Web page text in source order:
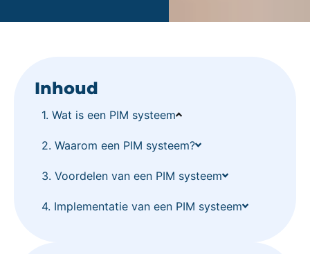
Inhoud
1. Wat is een PIM systeem
2. Waarom een PIM systeem?
3. Voordelen van een PIM systeem
4. Implementatie van een PIM systeem